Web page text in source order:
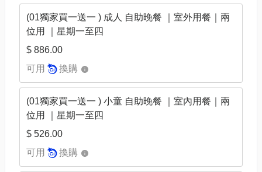
(01獨家買一送一 ) 成人 自助晚餐 ｜室外用餐｜兩
位用 ｜星期一至四
$ 886.00
可用
換購
(01獨家買一送一 ) 小童 自助晚餐 ｜室內用餐｜兩
位用 ｜星期一至四
$ 526.00
可用
換購